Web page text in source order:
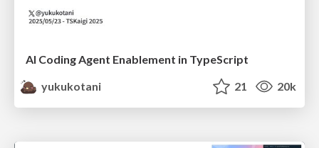
AI Coding Agent Enablement in TypeScript
yukukotani
21 20k